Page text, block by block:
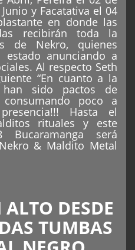
y Facatativa el 04
en donde las
recibirán toda la
de Nekro, quienes
anunciando a
Al respecto Seth
“En cuanto a la
sido pactos de
poco a
Hasta el
rituales y este
será
& Maldito Metal
DESDE
TUMBAS